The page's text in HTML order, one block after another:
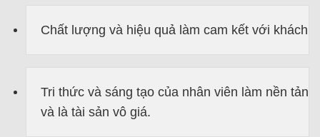
Chất lượng và hiệu quả làm cam kết với khách
Tri thức và sáng tạo của nhân viên làm nền
và là tài sản vô giá.